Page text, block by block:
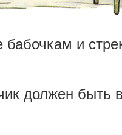
бабочкам и
должен быть